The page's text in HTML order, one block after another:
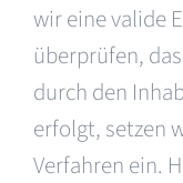
wir eine valide
überprüfen,
durch den
erfolgt, setzen
Verfahren ein.